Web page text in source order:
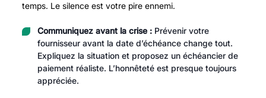
temps. Le silence est votre pire ennemi.
Communiquez avant la crise :Prévenir votre
fournisseur avant la date d’échéance change tout.
Expliquez la situation et proposez un échéancier de
paiement réaliste. L’honnêteté est presque toujours
appréciée.